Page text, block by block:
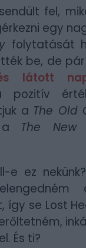
fel,
egy
folytatását
be, de
látott
pozitív
a The Old
a The New
e ez
így se Lost
És ti?